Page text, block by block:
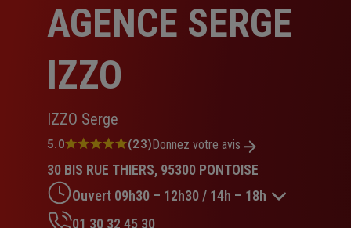
AGENCE SERGE
IZZO
IZZO Serge
Note
5.0
sur
5
étoiles
5.0 (23)Donnez votre avis
30 BIS RUE THIERS, 95300 PONTOISE
Ouvert 09h30 – 12h30 / 14h – 18h
01 30 32 45 30